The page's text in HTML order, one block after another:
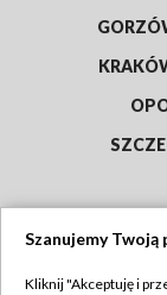
Szanujemy Twoją
Kliknij "Akceptuję i